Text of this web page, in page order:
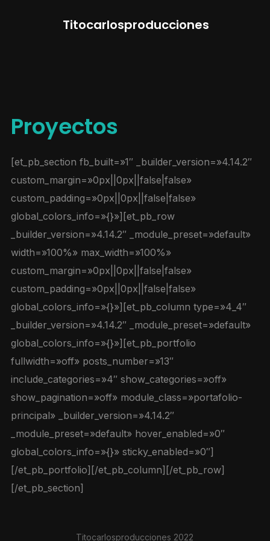
Titocarlosproducciones
Proyectos
[et_pb_section fb_built=»1″ _builder_version=»4.14.2″
custom_margin=»0px||0px||false|false»
custom_padding=»0px||0px||false|false»
global_colors_info=»{}»][et_pb_row
_builder_version=»4.14.2″ _module_preset=»default»
width=»100%» max_width=»100%»
custom_margin=»0px||0px||false|false»
custom_padding=»0px||0px||false|false»
global_colors_info=»{}»][et_pb_column type=»4_4″
_builder_version=»4.14.2″ _module_preset=»default»
global_colors_info=»{}»][et_pb_portfolio
fullwidth=»off» posts_number=»13″
include_categories=»4″ show_categories=»off»
show_pagination=»off» module_class=»portafolio-
principal» _builder_version=»4.14.2″
_module_preset=»default» hover_enabled=»0″
global_colors_info=»{}» sticky_enabled=»0″]
[/et_pb_portfolio][/et_pb_column][/et_pb_row]
[/et_pb_section]
Titocarlosproducciones 2022